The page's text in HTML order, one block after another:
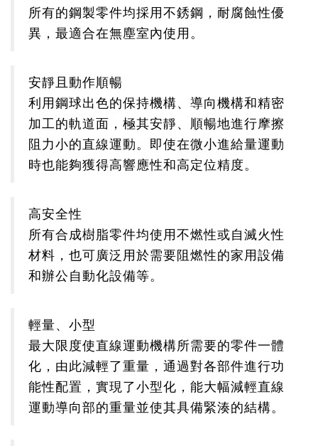
所有的鋼製零件均採用不銹鋼，耐腐蝕性優
異，最適合在無塵室內使用。
安靜且動作順暢
利用鋼球出色的保持機構、導向機構和精密
加工的軌道面，極其安靜、順暢地進行摩擦
阻力小的直線運動。即使在微小進給量運動
時也能夠獲得高響應性和高定位精度。
高安全性
所有合成樹脂零件均使用不燃性或自滅火性
材料，也可廣泛用於需要阻燃性的家用設備
和辦公自動化設備等。
輕量、小型
最大限度使直線運動機構所需要的零件一體
化，由此減輕了重量，通過對各部件進行功
能性配置，實現了小型化，能大幅減輕直線
運動導向部的重量並使其具備緊湊的結構。